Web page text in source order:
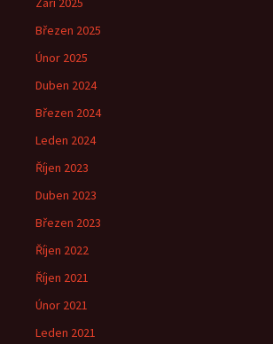
Březen 2025
Únor 2025
Duben 2024
Březen 2024
Leden 2024
Říjen 2023
Duben 2023
Březen 2023
Říjen 2022
Říjen 2021
Únor 2021
Leden 2021